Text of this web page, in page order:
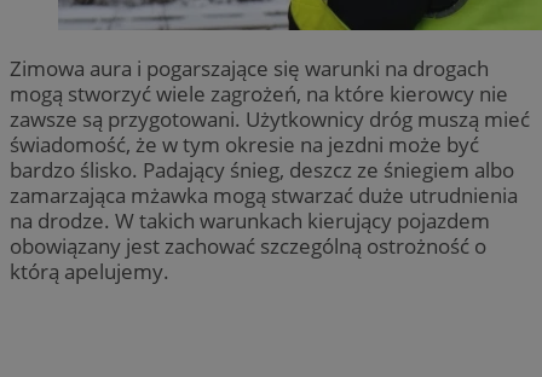
Zimowa aura i pogarszające się warunki na drogach
mogą stworzyć wiele zagrożeń, na które kierowcy nie
zawsze są przygotowani. Użytkownicy dróg muszą mieć
świadomość, że w tym okresie na jezdni może być
bardzo ślisko. Padający śnieg, deszcz ze śniegiem albo
zamarzająca mżawka mogą stwarzać duże utrudnienia
na drodze. W takich warunkach kierujący pojazdem
obowiązany jest zachować szczególną ostrożność o
którą apelujemy.